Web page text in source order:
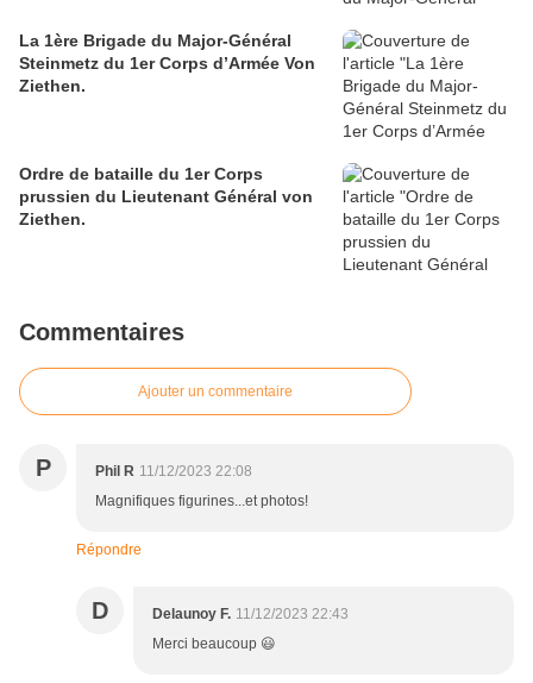
La 1ère Brigade du Major-Général
Steinmetz du 1er Corps d’Armée Von
Ziethen.
Ordre de bataille du 1er Corps
prussien du Lieutenant Général von
Ziethen.
Commentaires
Ajouter un commentaire
P Phil R 11/12/2023 22:08
Magnifiques figurines...et photos!
Répondre
D Delaunoy F. 11/12/2023 22:43
Merci beaucoup 😃